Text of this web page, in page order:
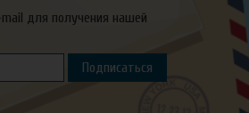
для получения нашей
Подписаться